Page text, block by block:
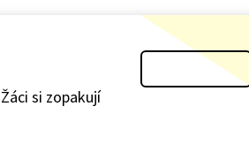
si zopakují